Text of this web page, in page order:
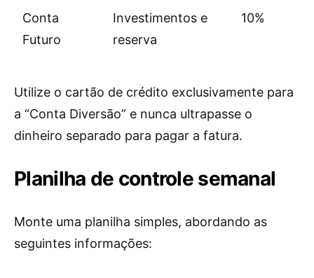
Conta
Futuro
Investimentos e
reserva
10%
Utilize o cartão de crédito exclusivamente para
a “Conta Diversão” e nunca ultrapasse o
dinheiro separado para pagar a fatura.
Planilha de controle semanal
Monte uma planilha simples, abordando as
seguintes informações: